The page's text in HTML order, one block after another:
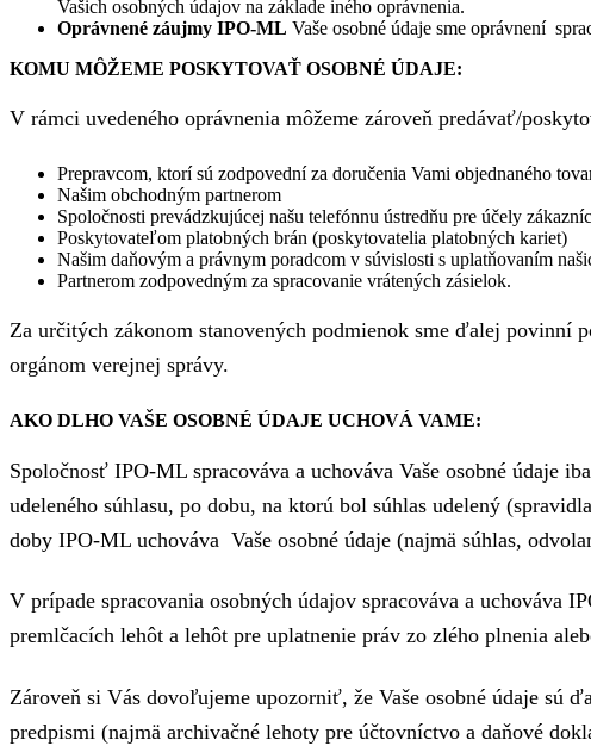
Vašich osobných údajov na základe iného oprávnenia.
Oprávnené záujmy IPO-ML Vaše osobné údaje sme oprávnení
KOMU MȎŽEME POSKYTOVAŤ OSOBNÉ ÚDAJE:
V rámci uvedeného oprávnenia môžeme zároveň predávať/
Prepravcom, ktorí sú zodpovední za doručenia Vami objednaného
Našim obchodným partnerom
Spoločnosti prevádzkujúcej našu telefónnu ústredňu pre účely
Poskytovateľom platobných brán (poskytovatelia platobných kariet)
Našim daňovým a právnym poradcom v súvislosti s uplatňovaním
Partnerom zodpovedným za spracovanie vrátených zásielok.
Za určitých zákonom stanovených podmienok sme ďalej povinní
orgánom verejnej správy.
AKO DLHO VAŠE OSOBNÉ ÚDAJE UCHOVÁ VAME:
Spoločnosť IPO-ML spracováva a uchováva Vaše osobné údaje
udeleného súhlasu, po dobu, na ktorú bol súhlas udelený
doby IPO-ML uchováva Vaše osobné údaje (najmä súhlas,
V prípade spracovania osobných údajov spracováva a uchováva
premlčacích lehôt a lehôt pre uplatnenie práv zo zlého plnenia
Zároveň si Vás dovoľujeme upozorniť, že Vaše osobné údaje sú
predpismi (najmä archivačné lehoty pre účtovníctvo a daňové